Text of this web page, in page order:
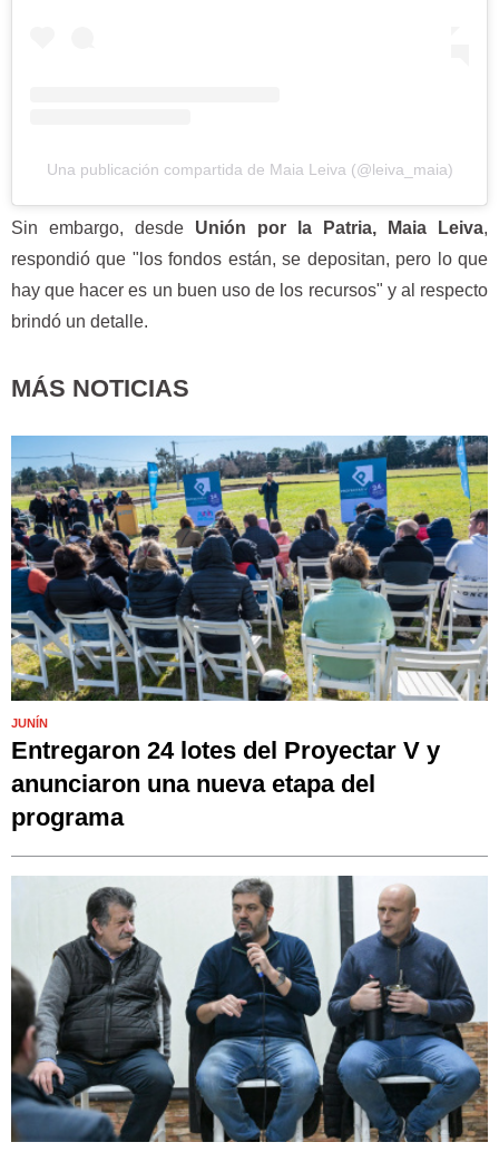
Una publicación compartida de Maia Leiva (@leiva_maia)
Sin embargo, desde Unión por la Patria, Maia Leiva,
respondió que "los fondos están, se depositan, pero lo que
hay que hacer es un buen uso de los recursos" y al respecto
brindó un detalle.
MÁS NOTICIAS
JUNÍN
Entregaron 24 lotes del Proyectar V y
anunciaron una nueva etapa del
programa